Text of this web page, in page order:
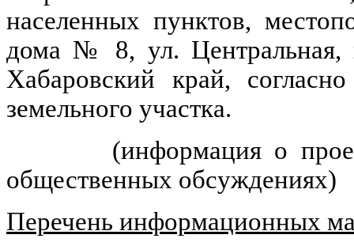
населенных пунктов,
дома № 8, ул. Центральная,
Хабаровский край,
земельного участка.
(информация о
общественных обсуждениях)
Перечень информационных